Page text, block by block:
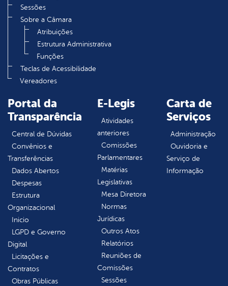
Sessões
Sobre a Câmara
Atribuições
Estrutura Administrativa
Funções
Teclas de Acessibilidade
Vereadores
Portal da
Transparência
Central de Dúvidas
Convênios e
Transferências
Dados Abertos
Despesas
Estrutura
Organizacional
Inicio
LGPD e Governo
Digital
Licitações e
Contratos
Obras Públicas
E-Legis
Atividades
anteriores
Comissões
Parlamentares
Matérias
Legislativas
Mesa Diretora
Normas
Jurídicas
Outros Atos
Relatórios
Reuniões de
Comissões
Sessões
Carta de
Serviços
Administração
Ouvidoria e
Serviço de
Informação